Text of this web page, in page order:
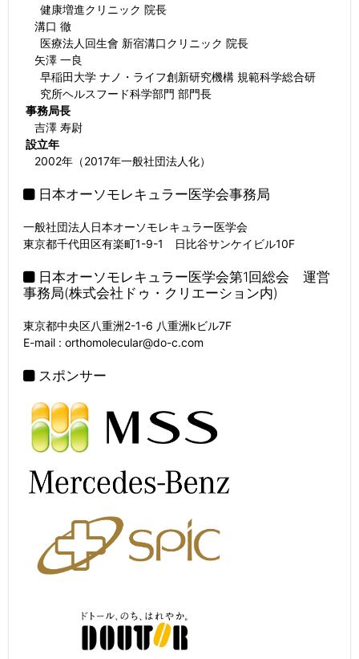
健康増進クリニック 院長
溝口 徹
医療法人回生會 新宿溝口クリニック 院長
矢澤 一良
早稲田大学 ナノ・ライフ創新研究機構 規範科学総合研
究所ヘルスフード科学部門 部門長
事務局長
吉澤 寿尉
設立年
2002年（2017年一般社団法人化）
日本オーソモレキュラー医学会事務局
一般社団法人日本オーソモレキュラー医学会
東京都千代田区有楽町1-9-1 日比谷サンケイビル10F
日本オーソモレキュラー医学会第1回総会 運営
事務局(株式会社ドゥ・クリエーション内)
東京都中央区八重洲2-1-6 八重洲kビル7F
E-mail : orthomolecular@do-c.com
スポンサー